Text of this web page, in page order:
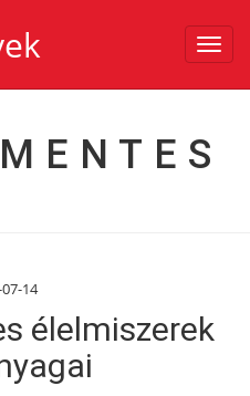
14
élelmiszerek